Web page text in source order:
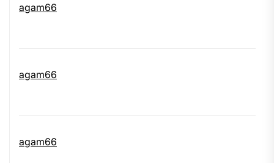
agam66
agam66
agam66